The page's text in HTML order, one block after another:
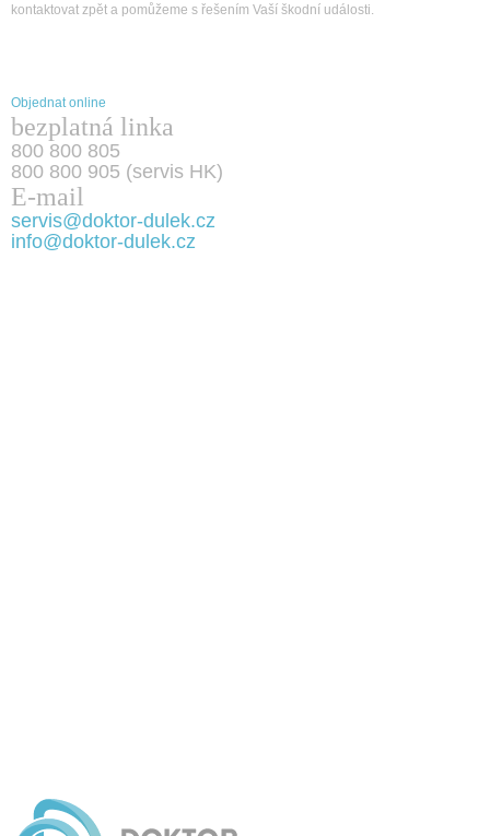
kontaktovat zpět a pomůžeme s řešením Vaší škodní události.
Objednat online
bezplatná linka
800 800 805
800 800 905 (servis HK)
E-mail
servis@doktor-dulek.cz
info@doktor-dulek.cz